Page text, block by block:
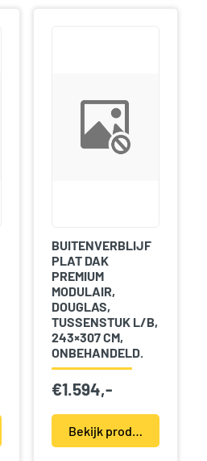
BUITENVERBLIJF
PLAT DAK
PREMIUM
MODULAIR,
DOUGLAS,
TUSSENSTUK L/B,
243×307 CM,
ONBEHANDELD.
€1.594,-